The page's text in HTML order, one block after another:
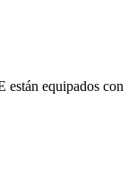
están equipados con